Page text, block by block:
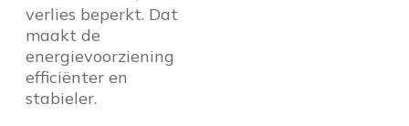
verlies beperkt. Dat
maakt de
energievoorziening
efficiënter en
stabieler.